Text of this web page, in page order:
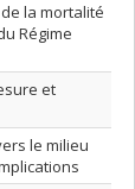
la mortalité
Régime
et
le milieu